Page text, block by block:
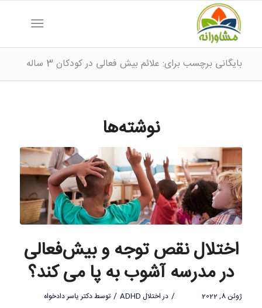
بایگانی برچسب برای: علائم بیش فعالی در کودکان 3 ساله
نوشته‌ها
اختلال نقص توجه و بیش‌فعالی
در مدرسه آشوب به پا می کند؟
ژوئن 8, 2022 / دراختلال ADHD / توسطدکتر یاسر دادخواه